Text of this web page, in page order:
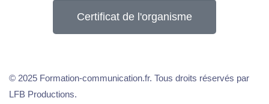
Certificat de l'organisme
© 2025 Formation-communication.fr. Tous droits réservés par
LFB Productions.